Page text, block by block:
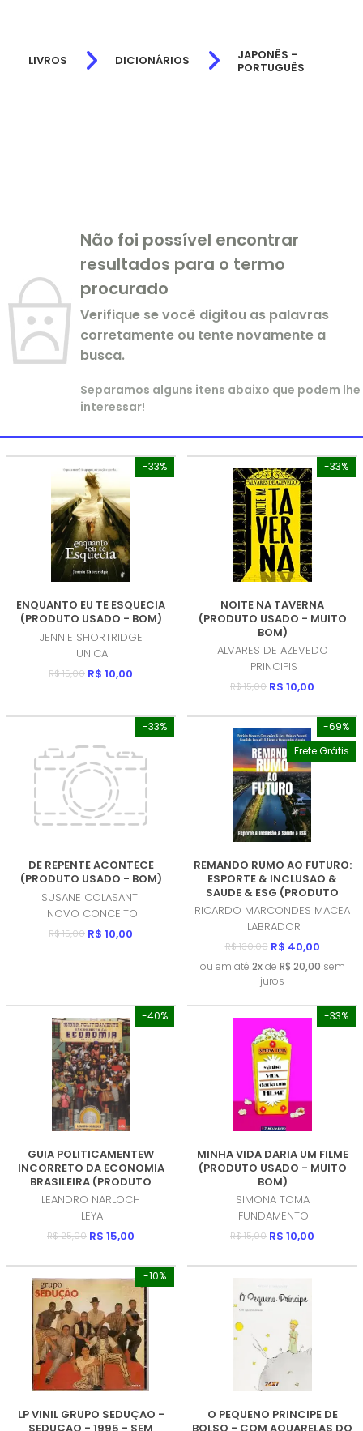
LIVROS DICIONÁRIOS
JAPONÊS -
PORTUGUÊS
Não foi possível encontrar
resultados para o termo
procurado
Verifique se você digitou as palavras
corretamente ou tente novamente a
busca.
Separamos alguns itens abaixo que podem lhe
interessar!
-33%
ENQUANTO EU TE ESQUECIA
(PRODUTO USADO - BOM)
JENNIE SHORTRIDGE
UNICA
R$ 15,00 R$ 10,00
-33%
NOITE NA TAVERNA
(PRODUTO USADO - MUITO
BOM)
ALVARES DE AZEVEDO
PRINCIPIS
R$ 15,00 R$ 10,00
-33%
DE REPENTE ACONTECE
(PRODUTO USADO - BOM)
SUSANE COLASANTI
NOVO CONCEITO
R$ 15,00 R$ 10,00
-69%
Frete Grátis
REMANDO RUMO AO FUTURO:
ESPORTE & INCLUSAO &
SAUDE & ESG (PRODUTO
NOVO)
RICARDO MARCONDES MACEA
LABRADOR
R$ 130,00 R$ 40,00
ou em até 2xde R$ 20,00 sem
juros
-40%
GUIA POLITICAMENTEW
INCORRETO DA ECONOMIA
BRASILEIRA (PRODUTO
USADO - MUITO BOM)
LEANDRO NARLOCH
LEYA
R$ 25,00 R$ 15,00
-33%
MINHA VIDA DARIA UM FILME
(PRODUTO USADO - MUITO
BOM)
SIMONA TOMA
FUNDAMENTO
R$ 15,00 R$ 10,00
-10%
LP VINIL GRUPO SEDUÇAO -
O PEQUENO PRINCIPE DE